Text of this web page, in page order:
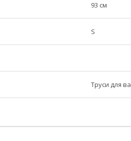
93 см
S
Труси для